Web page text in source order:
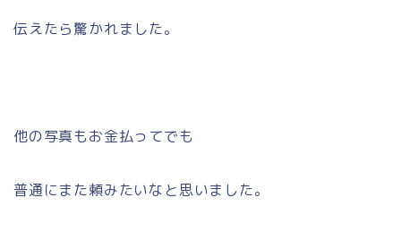
伝えたら驚かれました。
他の写真もお金払ってでも
普通にまた頼みたいなと思いました。